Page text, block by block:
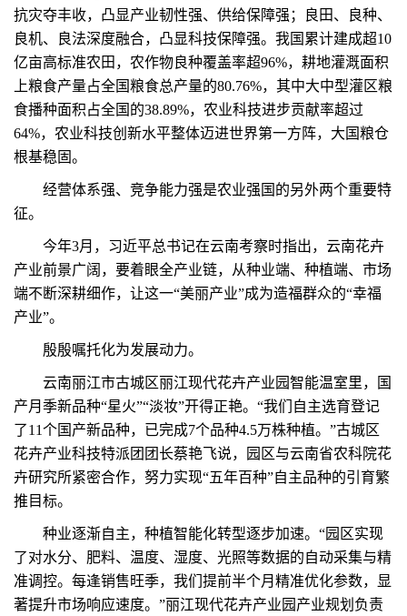
抗灾夺丰收，凸显产业韧性强、供给保障强；良田、良种、
良机、良法深度融合，凸显科技保障强。我国累计建成超10
亿亩高标准农田，农作物良种覆盖率超96%，耕地灌溉面积
上粮食产量占全国粮食总产量的80.76%，其中大中型灌区粮
食播种面积占全国的38.89%，农业科技进步贡献率超过
64%，农业科技创新水平整体迈进世界第一方阵，大国粮仓
根基稳固。
经营体系强、竞争能力强是农业强国的另外两个重要特
征。
今年3月，习近平总书记在云南考察时指出，云南花卉
产业前景广阔，要着眼全产业链，从种业端、种植端、市场
端不断深耕细作，让这一“美丽产业”成为造福群众的“幸福
产业”。
殷殷嘱托化为发展动力。
云南丽江市古城区丽江现代花卉产业园智能温室里，国
产月季新品种“星火”“淡妆”开得正艳。“我们自主选育登记
了11个国产新品种，已完成7个品种4.5万株种植。”古城区
花卉产业科技特派团团长蔡艳飞说，园区与云南省农科院花
卉研究所紧密合作，努力实现“五年百种”自主品种的引育繁
推目标。
种业逐渐自主，种植智能化转型逐步加速。“园区实现
了对水分、肥料、温度、湿度、光照等数据的自动采集与精
准调控。每逢销售旺季，我们提前半个月精准优化参数，显
著提升市场响应速度。”丽江现代花卉产业园产业规划负责